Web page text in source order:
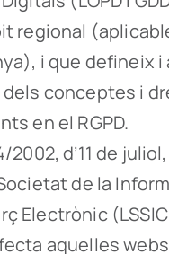
regional
i que defineix i
conceptes i
en el RGPD.
2002, d’11 de
de la
Electrònic
aquelles